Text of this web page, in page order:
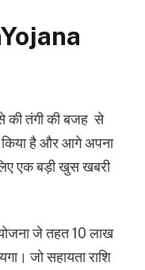
की तंगी की बजह से
है और आगे अपना
एक बड़ी खुस खबरी
योजना जे तहत 10 लाख
जो सहायता राशि